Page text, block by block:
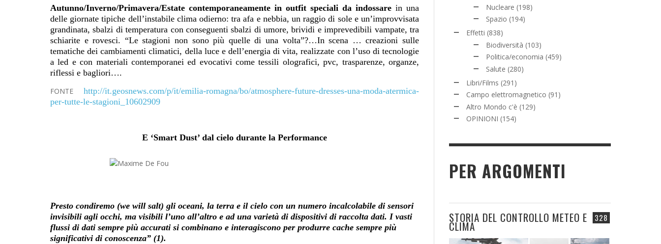
Autunno/Inverno/Primavera/Estate contemporaneamente in outfit speciali da indossare in una
delle giornate tipiche dell’instabile clima odierno: tra afa e nebbia, un raggio di sole e un’improvvisata
grandinata, sbalzi di temperatura con conseguenti sbalzi di umore, brividi e imprevedibili vampate, tra
schiarite e rovesci. “Le stagioni non sono più quelle di una volta”?…In scena … creazioni sulle
tematiche dei cambiamenti climatici, della luce e dell’energia di vita, realizzate con l’uso di tecnologie
a led e con materiali contemporanei ed evocativi come tessili olografici, pvc, trasparenze, organze,
riflessi e bagliori….
FONTE http://it.geosnews.com/p/it/emilia-romagna/bo/atmosphere-future-dresses-una-moda-atermica-
per-tutte-le-stagioni_10602909
E ‘Smart Dust’ dal cielo durante la Performance
Presto condiremo (we will salt) gli oceani, la terra e il cielo con un numero incalcolabile di sensori
invisibili agli occhi, ma visibili l’uno all’altro e ad una varietà di dispositivi di raccolta dati. I vasti
flussi di dati sempre più accurati si combinano e interagiscono per produrre cache sempre più
significativi di conoscenza” (1).
Nucleare (198)
Spazio (194)
Effetti (838)
Biodiversità (103)
Politica/economia (459)
Salute (280)
Libri/Films (291)
Campo elettromagnetico (91)
Altro Mondo c'è (129)
OPINIONI (154)
PER ARGOMENTI
328
STORIA DEL CONTROLLO METEO E
CLIMA